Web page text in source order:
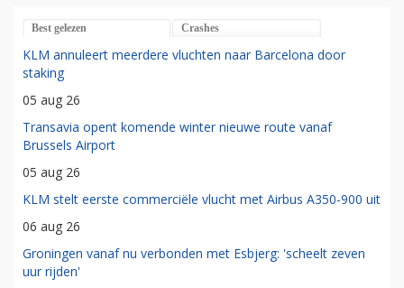
Best gelezen Crashes
KLM annuleert meerdere vluchten naar Barcelona door
staking
05 aug 26
Transavia opent komende winter nieuwe route vanaf
Brussels Airport
05 aug 26
KLM stelt eerste commerciële vlucht met Airbus A350-900 uit
06 aug 26
Groningen vanaf nu verbonden met Esbjerg: 'scheelt zeven
uur rijden'